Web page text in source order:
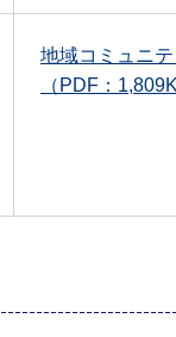
地域コミュニ
（PDF：